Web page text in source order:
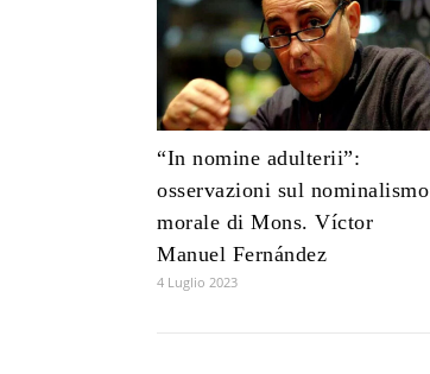
“In nomine adulterii”:
osservazioni sul nominalismo
morale di Mons. Víctor
Manuel Fernández
4 Luglio 2023